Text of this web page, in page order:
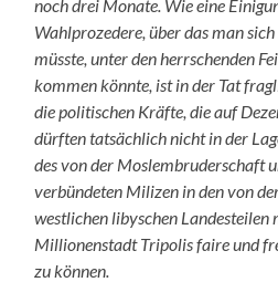
noch drei Monate. Wie eine
Wahlprozedere, über das man
müsste, unter den herrschenden
kommen könnte, ist in der Tat
die politischen Kräfte, die auf
dürften tatsächlich nicht in der
des von der Moslembruderschaft
verbündeten Milizen in den von
westlichen libyschen
Millionenstadt Tripolis faire und
zu können.